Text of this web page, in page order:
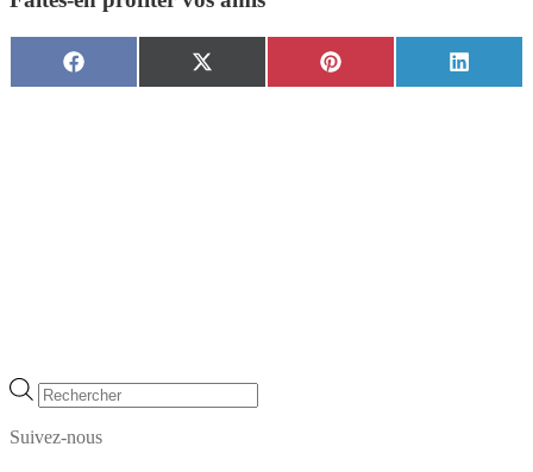
Share
on
Facebook
Share
on
X
(Twitter)
Share
on
Pinterest
Share
on
Recherche
de
produits
Suivez-nous